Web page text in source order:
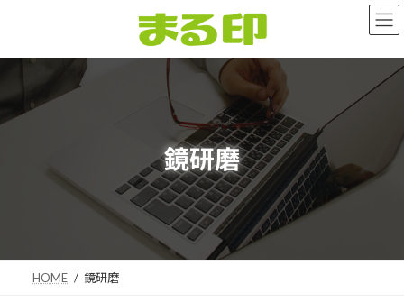
ン
へ
ス
ー
ョ
ン
鏡研磨
HOME 鏡研磨